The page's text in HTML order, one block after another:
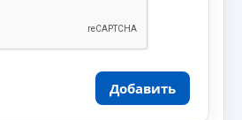
Добавить